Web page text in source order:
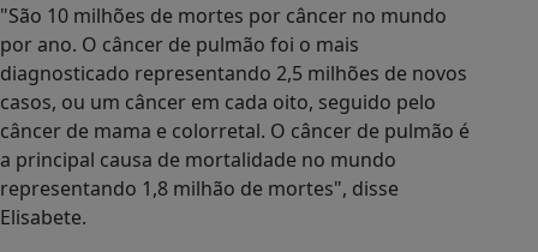
"São 10 milhões de mortes por câncer no mundo
por ano. O câncer de pulmão foi o mais
diagnosticado representando 2,5 milhões de novos
casos, ou um câncer em cada oito, seguido pelo
câncer de mama e colorretal. O câncer de pulmão é
a principal causa de mortalidade no mundo
representando 1,8 milhão de mortes", disse
Elisabete.